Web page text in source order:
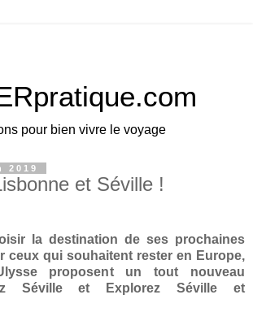
pour bien vivre le voyage
2019
et Séville !
la destination de ses prochaines
ceux qui souhaitent rester en Europe,
proposent un tout nouveau
Séville et Explorez Séville et